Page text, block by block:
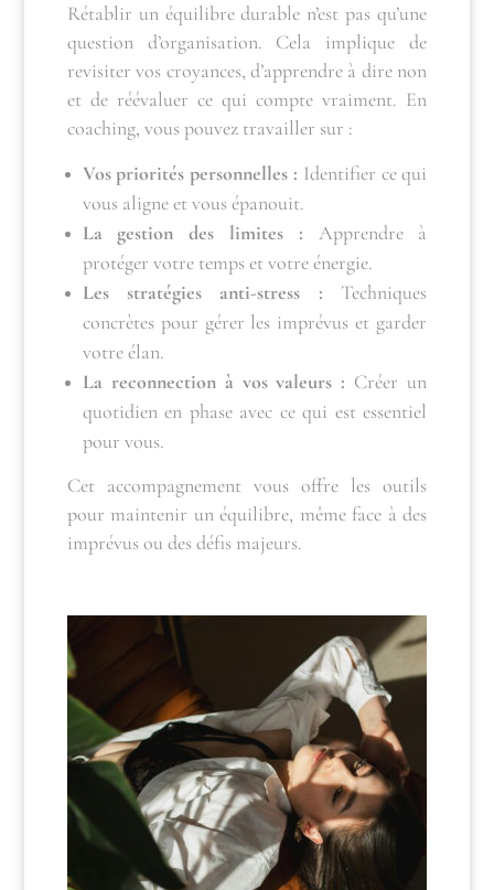
Rétablir un équilibre durable n’est pas qu’une
question d’organisation. Cela implique de
revisiter vos croyances, d’apprendre à dire non
et de réévaluer ce qui compte vraiment. En
coaching, vous pouvez travailler sur :
Vos priorités personnelles : Identifier ce qui
vous aligne et vous épanouit.
La gestion des limites : Apprendre à
protéger votre temps et votre énergie.
Les stratégies anti-stress : Techniques
concrètes pour gérer les imprévus et garder
votre élan.
La reconnection à vos valeurs : Créer un
quotidien en phase avec ce qui est essentiel
pour vous.
Cet accompagnement vous offre les outils
pour maintenir un équilibre, même face à des
imprévus ou des défis majeurs.